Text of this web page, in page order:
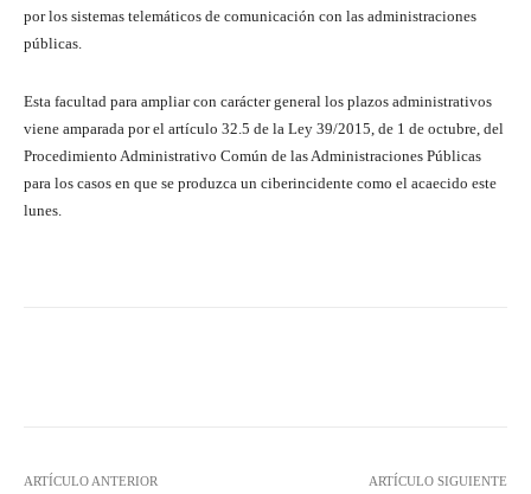
por los sistemas telemáticos de comunicación con las administraciones
públicas.
Esta facultad para ampliar con carácter general los plazos administrativos
viene amparada por el artículo 32.5 de la Ley 39/2015, de 1 de octubre, del
Procedimiento Administrativo Común de las Administraciones Públicas
para los casos en que se produzca un ciberincidente como el acaecido este
lunes.
ARTÍCULO ANTERIOR ARTÍCULO SIGUIENTE